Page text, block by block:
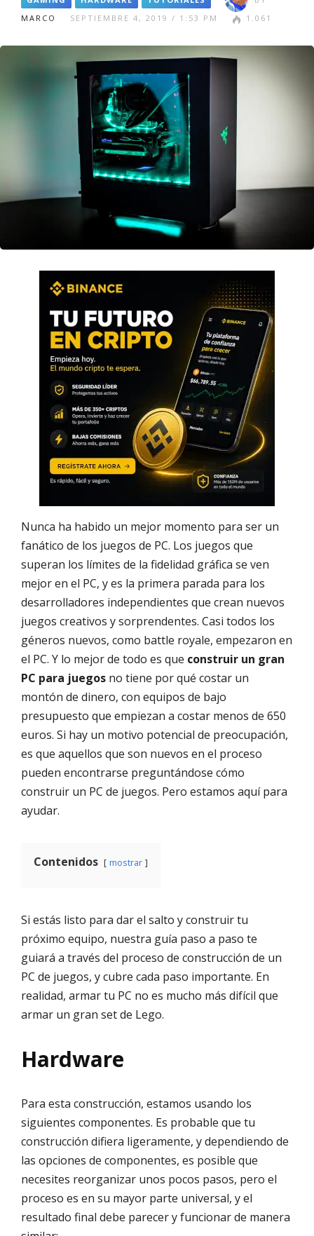
MARCO
SEPTIEMBRE 4, 2019 / 1:53 PM 1.061
Nunca ha habido un mejor momento para ser un
fanático de los juegos de PC. Los juegos que
superan los límites de la fidelidad gráfica se ven
mejor en el PC, y es la primera parada para los
desarrolladores independientes que crean nuevos
juegos creativos y sorprendentes. Casi todos los
géneros nuevos, como battle royale, empezaron en
el PC. Y lo mejor de todo es que construir un gran
PC para juegos no tiene por qué costar un
montón de dinero, con equipos de bajo
presupuesto que empiezan a costar menos de 650
euros. Si hay un motivo potencial de preocupación,
es que aquellos que son nuevos en el proceso
pueden encontrarse preguntándose cómo
construir un PC de juegos. Pero estamos aquí para
ayudar.
Contenidos mostrar
Si estás listo para dar el salto y construir tu
próximo equipo, nuestra guía paso a paso te
guiará a través del proceso de construcción de un
PC de juegos, y cubre cada paso importante. En
realidad, armar tu PC no es mucho más difícil que
armar un gran set de Lego.
Hardware
Para esta construcción, estamos usando los
siguientes componentes. Es probable que tu
construcción difiera ligeramente, y dependiendo de
las opciones de componentes, es posible que
necesites reorganizar unos pocos pasos, pero el
proceso es en su mayor parte universal, y el
resultado final debe parecer y funcionar de manera